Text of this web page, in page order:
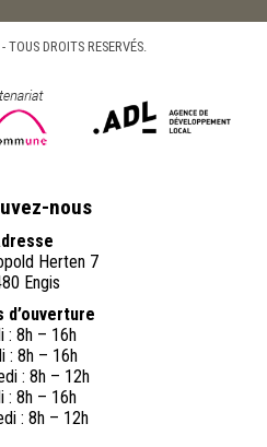
DROITS RESERVÉS.
nous
Herten 7
Engis
d’ouverture
: 8h – 16h
: 8h – 16h
: 8h – 12h
: 8h – 16h
: 8h – 12h